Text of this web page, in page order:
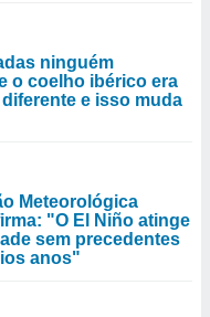
ninguém
o coelho ibérico era
e isso muda
Meteorológica
"O El Niño atinge
sem precedentes
anos"